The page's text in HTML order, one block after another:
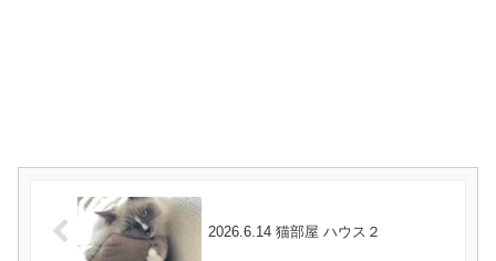
2026.6.14 猫部屋 ハウス２